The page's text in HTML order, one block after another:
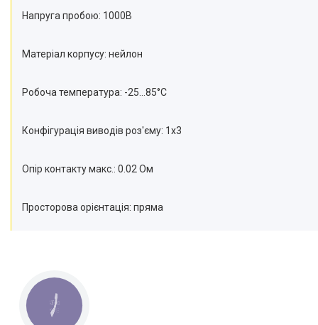
Напруга пробою: 1000В
Матеріал корпусу: нейлон
Робоча температура: -25...85°C
Конфігурація виводів роз'єму: 1x3
Опір контакту макс.: 0.02 Ом
Просторова орієнтація: пряма
КНОПКА
ЗВ'ЯЗКУ